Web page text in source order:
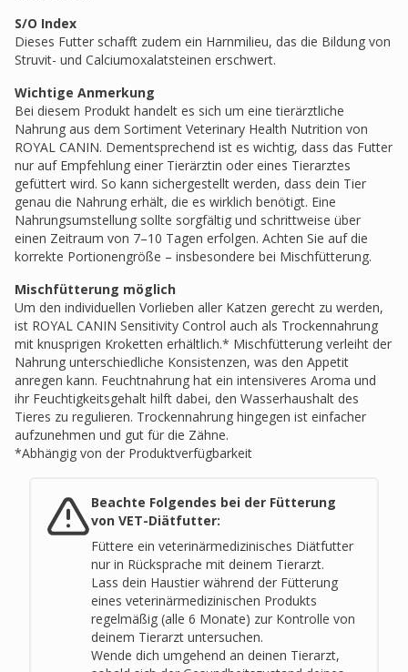
S/O Index
Dieses Futter schafft zudem ein Harnmilieu, das die Bildung von
Struvit- und Calciumoxalatsteinen erschwert.
Wichtige Anmerkung
Bei diesem Produkt handelt es sich um eine tierärztliche
Nahrung aus dem Sortiment Veterinary Health Nutrition von
ROYAL CANIN. Dementsprechend ist es wichtig, dass das Futter
nur auf Empfehlung einer Tierärztin oder eines Tierarztes
gefüttert wird. So kann sichergestellt werden, dass dein Tier
genau die Nahrung erhält, die es wirklich benötigt. Eine
Nahrungsumstellung sollte sorgfältig und schrittweise über
einen Zeitraum von 7–10 Tagen erfolgen. Achten Sie auf die
korrekte Portionengröße – insbesondere bei Mischfütterung.
Mischfütterung möglich
Um den individuellen Vorlieben aller Katzen gerecht zu werden,
ist ROYAL CANIN Sensitivity Control auch als Trockennahrung
mit knusprigen Kroketten erhältlich.* Mischfütterung verleiht der
Nahrung unterschiedliche Konsistenzen, was den Appetit
anregen kann. Feuchtnahrung hat ein intensiveres Aroma und
ihr Feuchtigkeitsgehalt hilft dabei, den Wasserhaushalt des
Tieres zu regulieren. Trockennahrung hingegen ist einfacher
aufzunehmen und gut für die Zähne.
*Abhängig von der Produktverfügbarkeit
Beachte Folgendes bei der Fütterung
von VET-Diätfutter:
Füttere ein veterinärmedizinisches Diätfutter
nur in Rücksprache mit deinem Tierarzt.
Lass dein Haustier während der Fütterung
eines veterinärmedizinischen Produkts
regelmäßig (alle 6 Monate) zur Kontrolle von
deinem Tierarzt untersuchen.
Wende dich umgehend an deinen Tierarzt,